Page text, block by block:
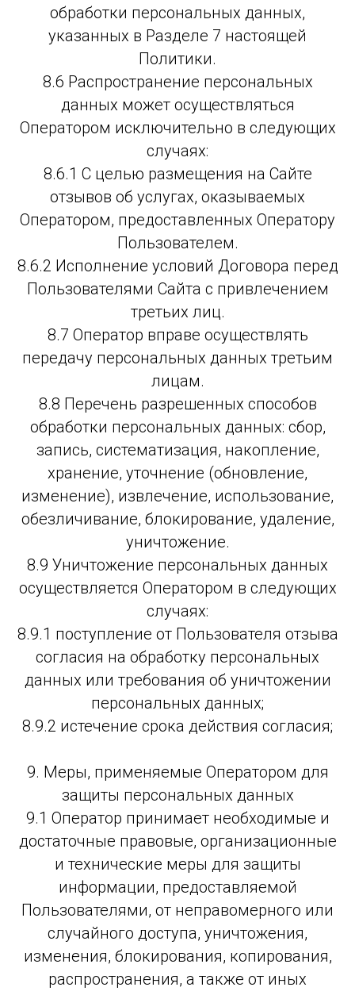
обработки персональных данных,
указанных в Разделе 7 настоящей
Политики.
8.6 Распространение персональных
данных может осуществляться
Оператором исключительно в следующих
случаях:
8.6.1 С целью размещения на Сайте
отзывов об услугах, оказываемых
Оператором, предоставленных Оператору
Пользователем.
8.6.2 Исполнение условий Договора перед
Пользователями Сайта с привлечением
третьих лиц.
8.7 Оператор вправе осуществлять
передачу персональных данных третьим
лицам.
8.8 Перечень разрешенных способов
обработки персональных данных: сбор,
запись, систематизация, накопление,
хранение, уточнение (обновление,
изменение), извлечение, использование,
обезличивание, блокирование, удаление,
уничтожение.
8.9 Уничтожение персональных данных
осуществляется Оператором в следующих
случаях:
8.9.1 поступление от Пользователя отзыва
согласия на обработку персональных
данных или требования об уничтожении
персональных данных;
8.9.2 истечение срока действия согласия;
9. Меры, применяемые Оператором для
защиты персональных данных
9.1 Оператор принимает необходимые и
достаточные правовые, организационные
и технические меры для защиты
информации, предоставляемой
Пользователями, от неправомерного или
случайного доступа, уничтожения,
изменения, блокирования, копирования,
распространения, а также от иных